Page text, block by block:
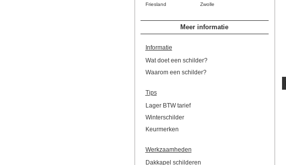
Friesland
Zwolle
Meer informatie
Informatie
Wat doet een schilder?
Waarom een schilder?
Tips
Lager BTW tarief
Winterschilder
Keurmerken
Werkzaamheden
Dakkapel schilderen